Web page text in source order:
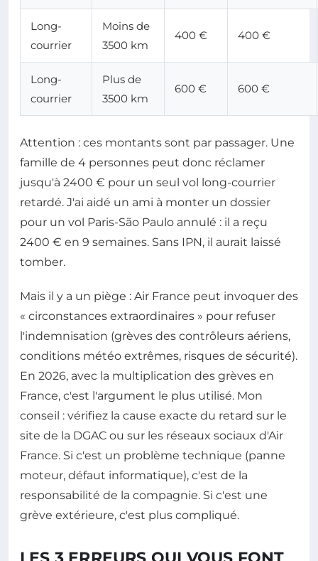
Long-
courrier
Moins de
3500 km
400 € 400 €
Long-
courrier
Plus de
3500 km
600 € 600 €
Attention : ces montants sont par passager. Une
famille de 4 personnes peut donc réclamer
jusqu'à 2400 € pour un seul vol long-courrier
retardé. J'ai aidé un ami à monter un dossier
pour un vol Paris-São Paulo annulé : il a reçu
2400 € en 9 semaines. Sans IPN, il aurait laissé
tomber.
Mais il y a un piège : Air France peut invoquer des
« circonstances extraordinaires » pour refuser
l'indemnisation (grèves des contrôleurs aériens,
conditions météo extrêmes, risques de sécurité).
En 2026, avec la multiplication des grèves en
France, c'est l'argument le plus utilisé. Mon
conseil : vérifiez la cause exacte du retard sur le
site de la DGAC ou sur les réseaux sociaux d'Air
France. Si c'est un problème technique (panne
moteur, défaut informatique), c'est de la
responsabilité de la compagnie. Si c'est une
grève extérieure, c'est plus compliqué.